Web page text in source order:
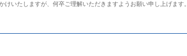
けいたしますが、何卒ご理解いただきますようお願い申し上げます。